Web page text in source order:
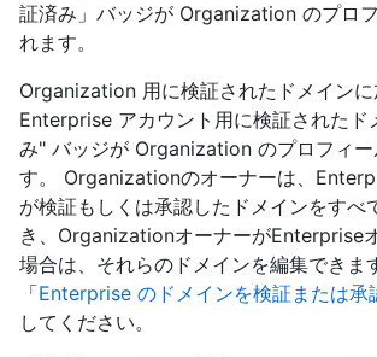
証済み」バッジが Organization のプロ
れます。
Organization 用に検証されたドメインに
Enterprise アカウント用に検証されたド
み" バッジが Organization のプロフィー
す。 Organizationのオーナーは、
が検証もしくは承認したドメインをすべ
き、OrganizationオーナーがEnterprise
場合は、それらのドメインを編集できま
「Enterprise のドメインを検証または承
してください。